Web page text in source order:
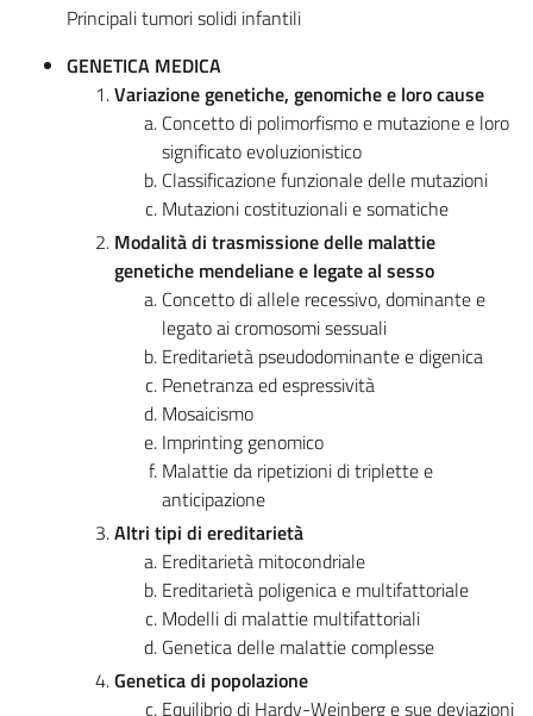
Principali tumori solidi infantili
GENETICA MEDICA
Variazione genetiche, genomiche e loro cause
Concetto di polimorfismo e mutazione e loro
significato evoluzionistico
Classificazione funzionale delle mutazioni
Mutazioni costituzionali e somatiche
Modalità di trasmissione delle malattie
genetiche mendeliane e legate al sesso
Concetto di allele recessivo, dominante e
legato ai cromosomi sessuali
Ereditarietà pseudodominante e digenica
Penetranza ed espressività
Mosaicismo
Imprinting genomico
Malattie da ripetizioni di triplette e
anticipazione
Altri tipi di ereditarietà
Ereditarietà mitocondriale
Ereditarietà poligenica e multifattoriale
Modelli di malattie multifattoriali
Genetica delle malattie complesse
Genetica di popolazione
Equilibrio di Hardy-Weinberg e sue deviazioni